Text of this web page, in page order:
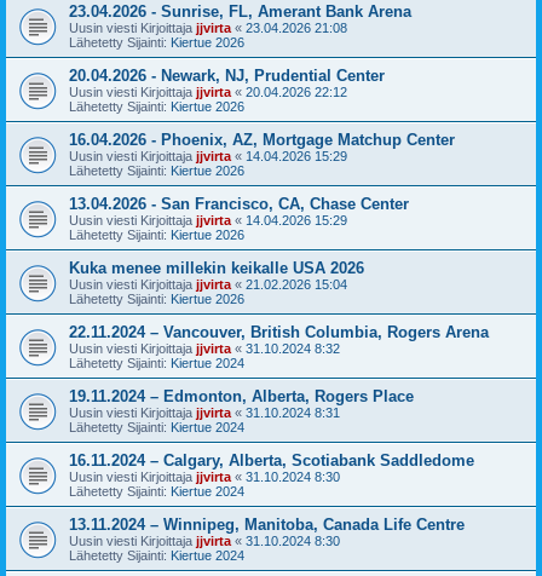
23.04.2026 - Sunrise, FL, Amerant Bank Arena
Uusin viesti Kirjoittaja jjvirta « 23.04.2026 21:08
Lähetetty Sijainti: Kiertue 2026
20.04.2026 - Newark, NJ, Prudential Center
Uusin viesti Kirjoittaja jjvirta « 20.04.2026 22:12
Lähetetty Sijainti: Kiertue 2026
16.04.2026 - Phoenix, AZ, Mortgage Matchup Center
Uusin viesti Kirjoittaja jjvirta « 14.04.2026 15:29
Lähetetty Sijainti: Kiertue 2026
13.04.2026 - San Francisco, CA, Chase Center
Uusin viesti Kirjoittaja jjvirta « 14.04.2026 15:29
Lähetetty Sijainti: Kiertue 2026
Kuka menee millekin keikalle USA 2026
Uusin viesti Kirjoittaja jjvirta « 21.02.2026 15:04
Lähetetty Sijainti: Kiertue 2026
22.11.2024 – Vancouver, British Columbia, Rogers Arena
Uusin viesti Kirjoittaja jjvirta « 31.10.2024 8:32
Lähetetty Sijainti: Kiertue 2024
19.11.2024 – Edmonton, Alberta, Rogers Place
Uusin viesti Kirjoittaja jjvirta « 31.10.2024 8:31
Lähetetty Sijainti: Kiertue 2024
16.11.2024 – Calgary, Alberta, Scotiabank Saddledome
Uusin viesti Kirjoittaja jjvirta « 31.10.2024 8:30
Lähetetty Sijainti: Kiertue 2024
13.11.2024 – Winnipeg, Manitoba, Canada Life Centre
Uusin viesti Kirjoittaja jjvirta « 31.10.2024 8:30
Lähetetty Sijainti: Kiertue 2024